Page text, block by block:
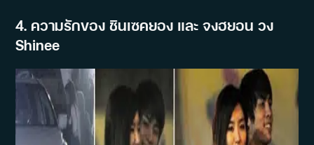
4. ความรักของ ชินเซคยอง และ จงฮยอน วง
Shinee